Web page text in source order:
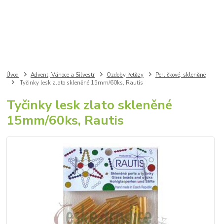
Úvod Advent, Vánoce a Silvestr Ozdoby, řetězy
Perličkové, skleněné
Tyčinky lesk zlato skleněné 15mm/60ks, Rautis
Tyčinky lesk zlato skleněné
15mm/60ks, Rautis